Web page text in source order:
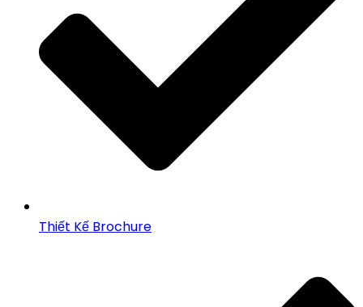
Thiết Kế Brochure